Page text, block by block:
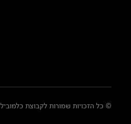
© כל הזכויות שמורות לקבוצת כלמוביל